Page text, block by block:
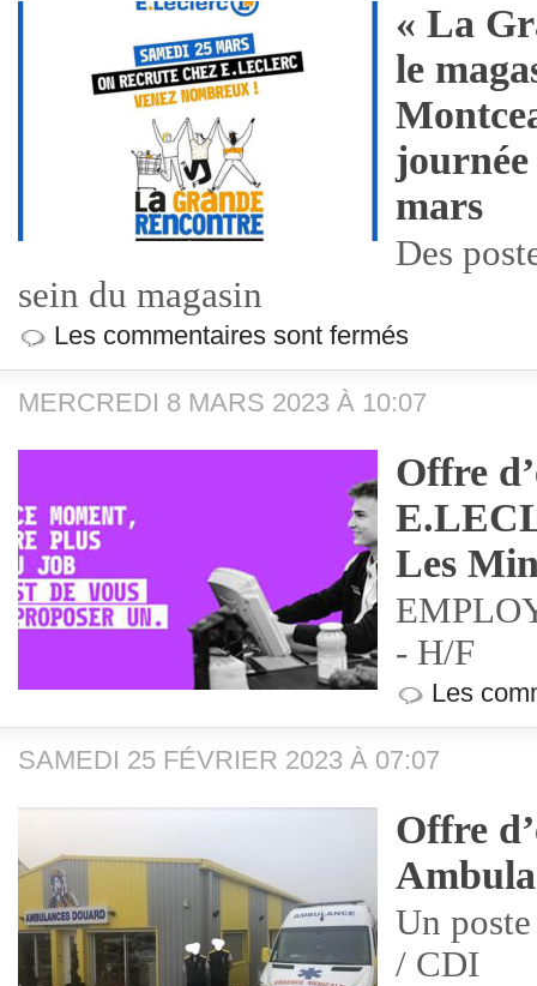
« La
le
journée
mars
Des
sein du magasin
Les commentaires sont fermés
MERCREDI 8 MARS 2023 À 10:07
Offre
Les
- H/F
Les
SAMEDI 25 FÉVRIER 2023 À 07:07
Offre
Un
/ CDI